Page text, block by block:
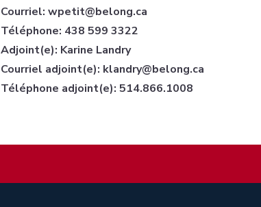
Courriel: wpetit@belong.ca
Téléphone: 438 599 3322
Adjoint(e): Karine Landry
Courriel adjoint(e): klandry@belong.ca
Téléphone adjoint(e): 514.866.1008